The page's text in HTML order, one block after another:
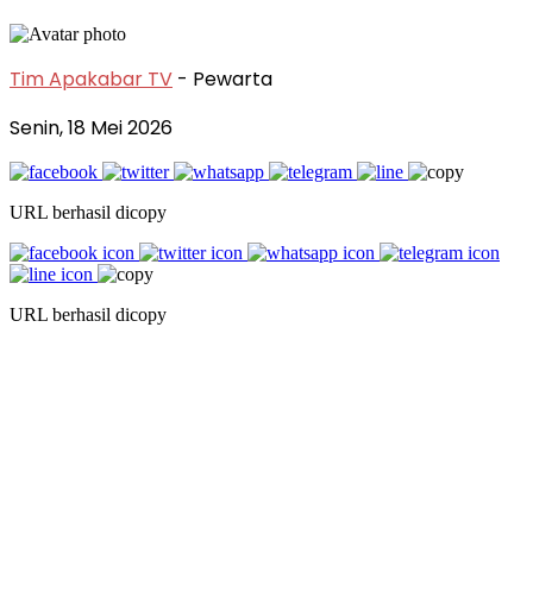
Tim Apakabar TV - Pewarta
Senin, 18 Mei 2026
URL berhasil dicopy
URL berhasil dicopy